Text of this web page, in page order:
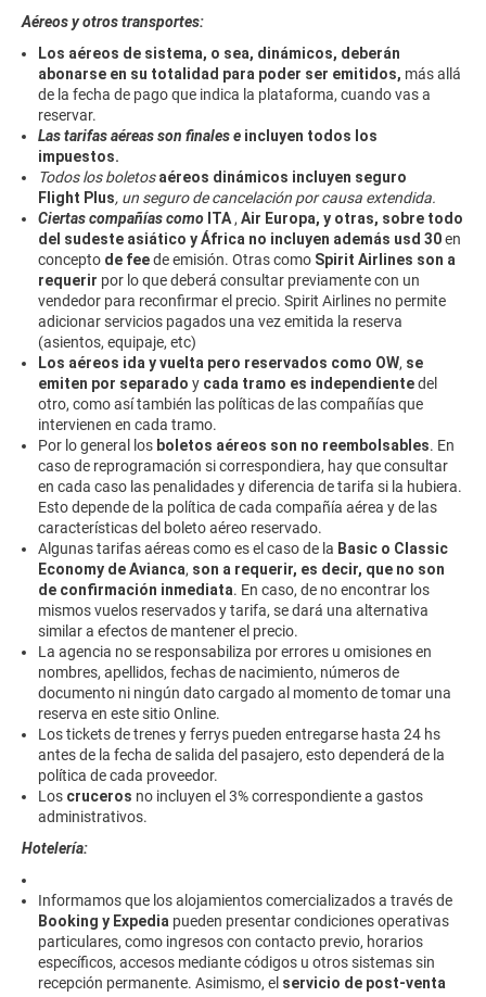
Aéreos y otros transportes:
Los aéreos de sistema, o sea, dinámicos, deberán
abonarse en su totalidad para poder ser emitidos, más allá
de la fecha de pago que indica la plataforma, cuando vas a
reservar.
Las tarifas aéreas son finales e incluyen todos los
impuestos.
Todos los boletosaéreos dinámicos incluyen seguro
Flight Plus, un seguro de cancelación por causa extendida.
Ciertas compañías como ITA , Air Europa, y otras, sobre todo
del sudeste asiático y África no incluyen además usd 30en
concepto de feede emisión. Otras como Spirit Airlines son a
requerir por lo que deberá consultar previamente con un
vendedor para reconfirmar el precio. Spirit Airlines no permite
adicionar servicios pagados una vez emitida la reserva
(asientos, equipaje, etc)
Los aéreos ida y vuelta pero reservados como OW, se
emiten por separado y cada tramo es independientedel
otro, como así también las políticas de las compañías que
intervienen en cada tramo.
Por lo general los boletos aéreos son no reembolsables. En
caso de reprogramación si correspondiera, hay que consultar
en cada caso las penalidades y diferencia de tarifa si la hubiera.
Esto depende de la política de cada compañía aérea y de las
características del boleto aéreo reservado.
Algunas tarifas aéreas como es el caso de la Basic o Classic
Economy de Avianca, son a requerir, es decir, que no son
de confirmación inmediata. En caso, de no encontrar los
mismos vuelos reservados y tarifa, se dará una alternativa
similar a efectos de mantener el precio.
La agencia no se responsabiliza por errores u omisiones en
nombres, apellidos, fechas de nacimiento, números de
documento ni ningún dato cargado al momento de tomar una
reserva en este sitio Online.
Los tickets de trenes y ferrys pueden entregarse hasta 24 hs
antes de la fecha de salida del pasajero, esto dependerá de la
política de cada proveedor.
Los cruceros no incluyen el 3% correspondiente a gastos
administrativos.
Hotelería:
Informamos que los alojamientos comercializados a través de
Booking y Expedia pueden presentar condiciones operativas
particulares, como ingresos con contacto previo, horarios
específicos, accesos mediante códigos u otros sistemas sin
recepción permanente. Asimismo, el servicio de post-venta